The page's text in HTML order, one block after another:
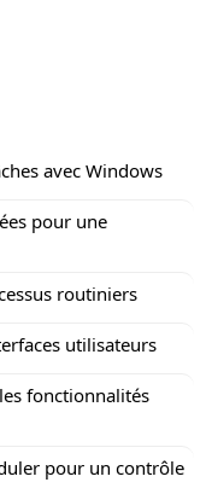
avec Windows
pour une
routiniers
utilisateurs
fonctionnalités
pour un contrôle